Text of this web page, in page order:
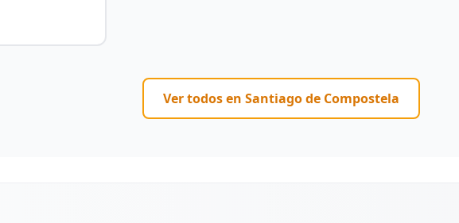
Ver todos en Santiago de Compostela